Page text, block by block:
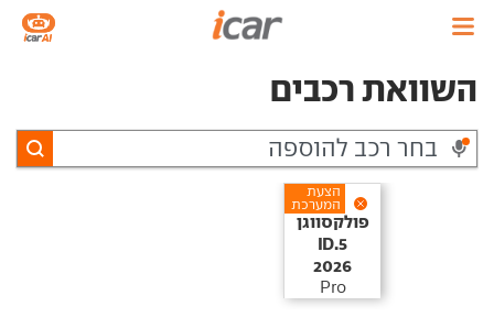
השוואת רכבים
הצעת
המערכת
פולקסווגן‏
ID.5‏
2026
Pro